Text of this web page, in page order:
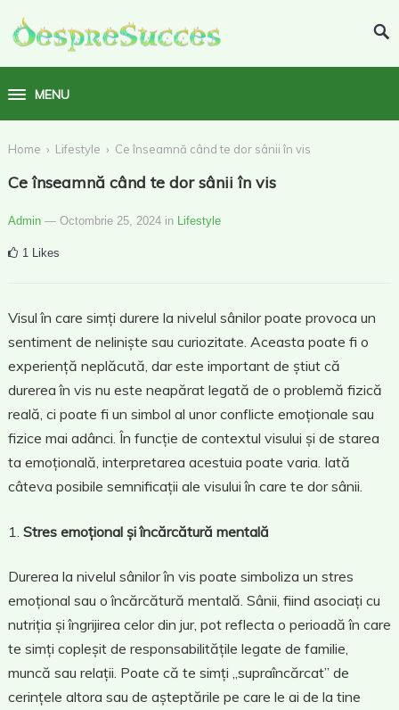
MENU
Home › Lifestyle › Ce înseamnă când te dor sânii în vis
Ce înseamnă când te dor sânii în vis
Admin — Octombrie 25, 2024 in Lifestyle
1 Likes
Visul în care simți durere la nivelul sânilor poate provoca un
sentiment de neliniște sau curiozitate. Aceasta poate fi o
experiență neplăcută, dar este important de știut că
durerea în vis nu este neapărat legată de o problemă fizică
reală, ci poate fi un simbol al unor conflicte emoționale sau
fizice mai adânci. În funcție de contextul visului și de starea
ta emoțională, interpretarea acestuia poate varia. Iată
câteva posibile semnificații ale visului în care te dor sânii.
Stres emoțional și încărcătură mentală
Durerea la nivelul sânilor în vis poate simboliza un stres
emoțional sau o încărcătură mentală. Sânii, fiind asociați cu
nutriția și îngrijirea celor din jur, pot reflecta o perioadă în care
te simți copleșit de responsabilitățile legate de familie,
muncă sau relații. Poate că te simți „supraîncărcat” de
cerințele altora sau de așteptările pe care le ai de la tine